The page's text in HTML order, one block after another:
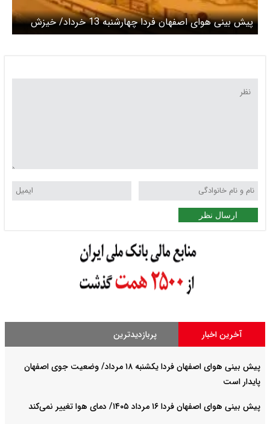
پیش بینی هوای اصفهان فردا چهارشنبه 13 خرداد/ خیزش
گردوخاک طی پنج روز آینده
ارسال نظر
آخرین اخبار پربازدیدترین
پیش بینی هوای اصفهان فردا یکشنبه ۱۸ مرداد/ وضعیت جوی اصفهان
پایدار است
پیش بینی هوای اصفهان فردا ۱۶ مرداد ۱۴۰۵/ دمای هوا تغییر نمی‌کند